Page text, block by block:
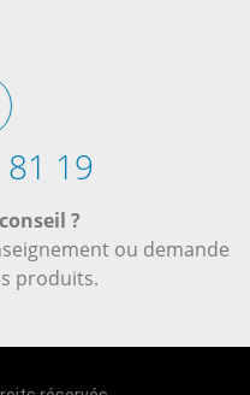
19
?
ou demande
produits.